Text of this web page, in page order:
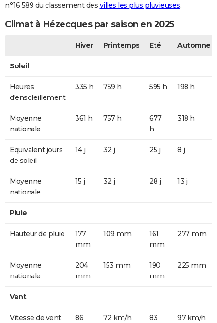
n°16 589 du classement des villes les plus pluvieuses.
Climat à Hézecques par saison en 2025
Hiver Printemps Eté Automne
Soleil
Heures
d'ensoleillement
335 h 759 h 595 h 198 h
Moyenne
nationale
361 h 757 h
677
h
318 h
Equivalent jours
de soleil
14 j 32 j 25 j 8 j
Moyenne
nationale
15 j 32 j 28 j 13 j
Pluie
Hauteur de pluie
177
mm
109 mm
161
mm
277 mm
Moyenne
nationale
204
mm
153 mm
190
mm
225 mm
Vent
Vitesse de vent
86
72 km/h
83
97 km/h